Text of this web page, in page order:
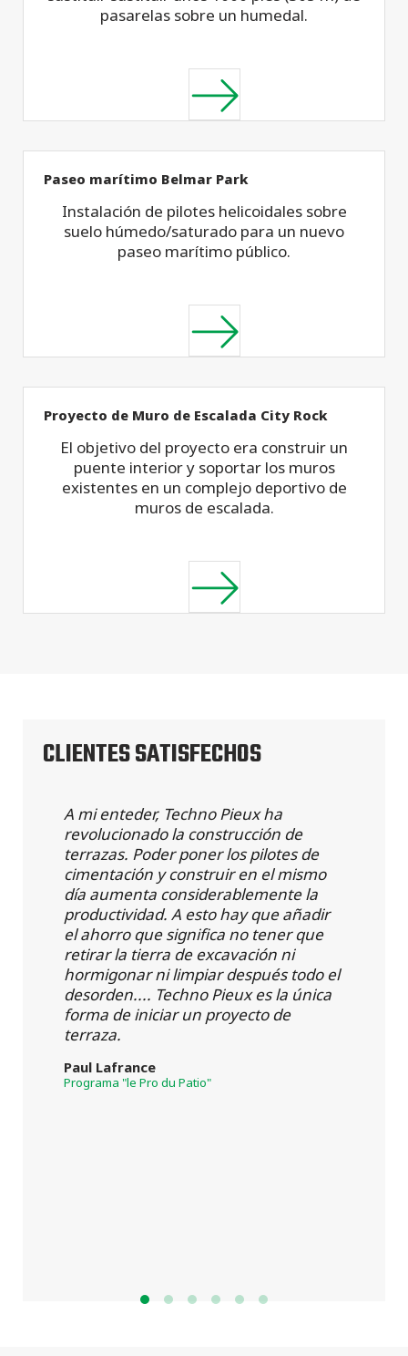
pasarelas sobre un humedal.
Paseo marítimo Belmar Park
Instalación de pilotes helicoidales sobre
suelo húmedo/saturado para un nuevo
paseo marítimo público.
Proyecto de Muro de Escalada City Rock
El objetivo del proyecto era construir un
puente interior y soportar los muros
existentes en un complejo deportivo de
muros de escalada.
CLIENTES SATISFECHOS
A mi enteder, Techno Pieux ha
revolucionado la construcción de
terrazas. Poder poner los pilotes de
cimentación y construir en el mismo
día aumenta considerablemente la
productividad. A esto hay que añadir
el ahorro que significa no tener que
retirar la tierra de excavación ni
hormigonar ni limpiar después todo el
desorden.... Techno Pieux es la única
forma de iniciar un proyecto de
terraza.
Paul Lafrance
Programa "le Pro du Patio"